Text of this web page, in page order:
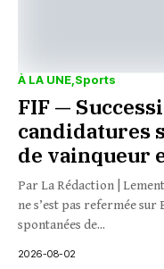
À LA UNE Sports
FIF —
candidatures
de vainqueur
Par La Rédaction |
ne s’est pas refermée sur
spontanées de...
2026-08-02